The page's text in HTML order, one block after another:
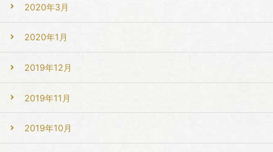
2020年3月
2020年1月
2019年12月
2019年11月
2019年10月